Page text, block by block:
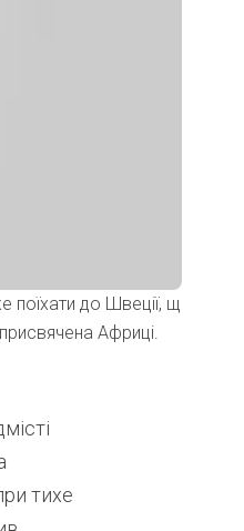
поїхати до Швеції, щ
Африці.
тихе